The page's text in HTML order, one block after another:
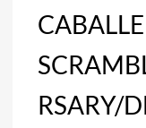
RSARY/